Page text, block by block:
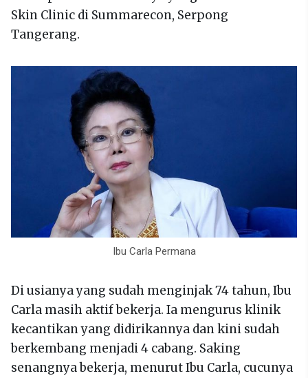
Skin Clinic di Summarecon, Serpong
Tangerang.
Ibu Carla Permana
Di usianya yang sudah menginjak 74 tahun, Ibu
Carla masih aktif bekerja. Ia mengurus klinik
kecantikan yang didirikannya dan kini sudah
berkembang menjadi 4 cabang. Saking
senangnya bekerja, menurut Ibu Carla, cucunya